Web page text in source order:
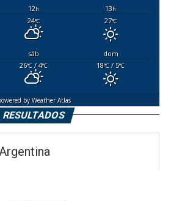
12h 13h
24°C 27°C
sáb
dom
26°C / 4°C 18°C / 5°C
byWeather Atlas
RESULTADOS